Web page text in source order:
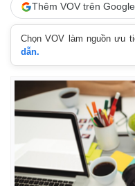
Thêm VOV trên Google
Chọn VOV làm nguồn ưu
dẫn.